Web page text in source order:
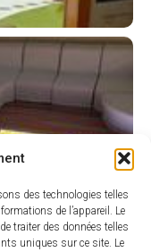
des technologies telles
de l’appareil. Le
traiter des données telles
uniques sur ce site. Le